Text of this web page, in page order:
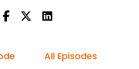
bố ở đâu, hay chỉ có một cửa
All Episodes